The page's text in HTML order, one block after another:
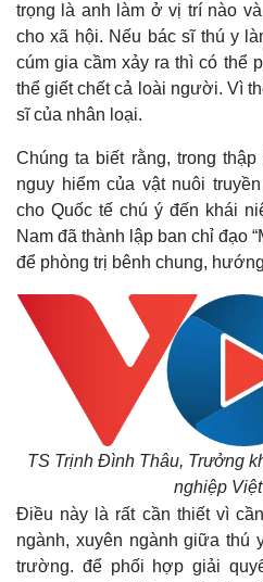
trọng là anh làm ở vị trí nào
cho xã hội. Nếu bác sĩ thú y
cúm gia cầm xảy ra thì có thể
thể giết chết cả loài người. Vì
sĩ của nhân loại.
Chúng ta biết rằng, trong
nguy hiểm của vật nuôi
cho Quốc tế chú ý đến khái
Nam đã thành lập ban chỉ đạo
để phòng trị bênh chung,
TS Trịnh Đình Thâu, Trưởng
nghiệp
Điều này là rất cần thiết vì
ngành, xuyên ngành giữa thú
trường. để phối hợp giải